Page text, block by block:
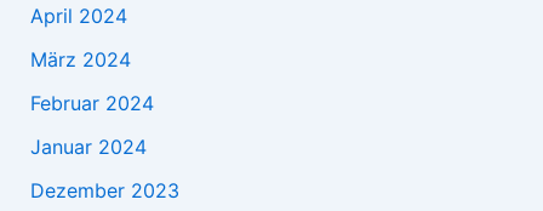
April 2024
März 2024
Februar 2024
Januar 2024
Dezember 2023